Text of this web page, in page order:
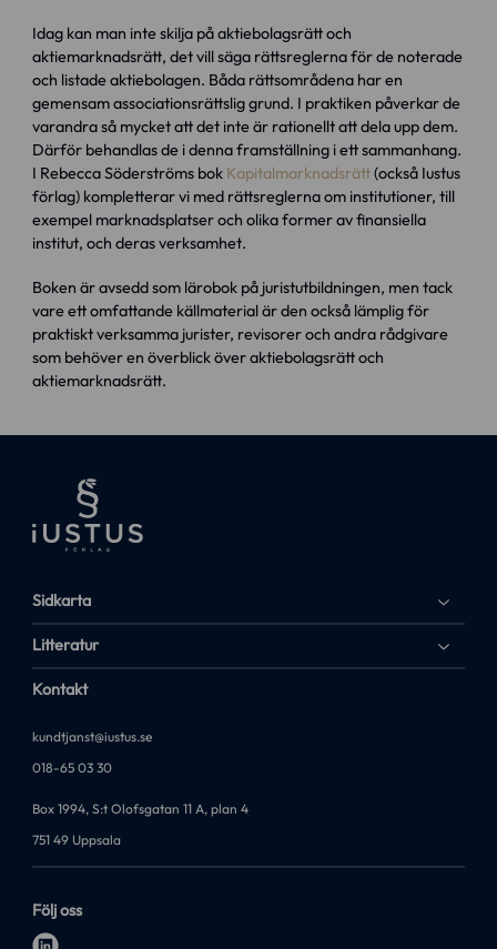
Idag kan man inte skilja på aktiebolagsrätt och
aktiemarknadsrätt, det vill säga rättsreglerna för de noterade
och listade aktiebolagen. Båda rättsområdena har en
gemensam associationsrättslig grund. I praktiken påverkar de
varandra så mycket att det inte är rationellt att dela upp dem.
Därför behandlas de i denna framställning i ett sammanhang.
I Rebecca Söderströms bok Kapitalmarknadsrätt(också Iustus
förlag) kompletterar vi med rättsreglerna om institutioner, till
exempel marknadsplatser och olika former av finansiella
institut, och deras verksamhet.
Boken är avsedd som lärobok på juristutbildningen, men tack
vare ett omfattande källmaterial är den också lämplig för
praktiskt verksamma jurister, revisorer och andra rådgivare
som behöver en överblick över aktiebolagsrätt och
aktiemarknadsrätt.
Sidkarta
Litteratur
Kontakt
kundtjanst@iustus.se
018-65 03 30
Box 1994, S:t Olofsgatan 11 A, plan 4
751 49 Uppsala
Följ oss